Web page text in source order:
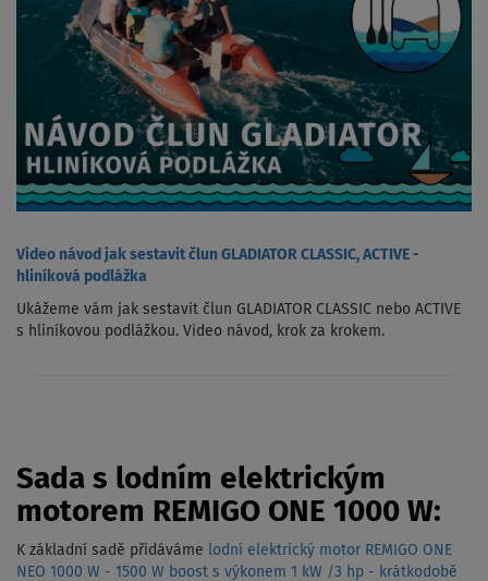
Video návod jak sestavit člun GLADIATOR CLASSIC, ACTIVE -
hliníková podlážka
Ukážeme vám jak sestavit člun GLADIATOR CLASSIC nebo ACTIVE
s hliníkovou podlážkou. Video návod, krok za krokem.
Sada s lodním elektrickým
motorem REMIGO ONE 1000 W:
K základní sadě přidáváme lodní elektrický motor REMIGO ONE
NEO 1000 W - 1500 W boost s výkonem 1 kW /3 hp - krátkodobě